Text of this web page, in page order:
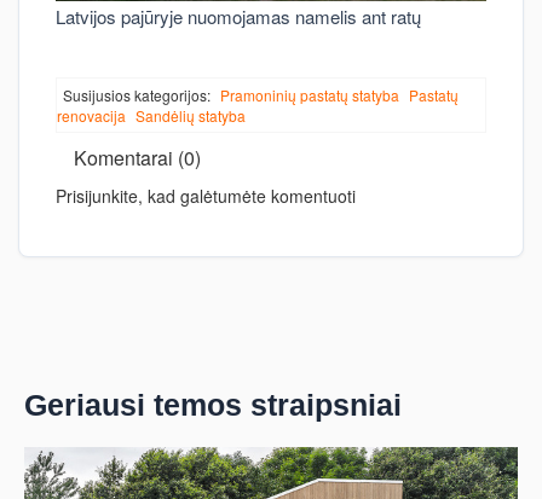
Latvijos pajūryje nuomojamas namelis ant ratų
Susijusios kategorijos: Pramoninių pastatų statyba Pastatų
renovacija Sandėlių statyba
Komentarai (0)
Prisijunkite, kad galėtumėte komentuoti
Geriausi temos straipsniai